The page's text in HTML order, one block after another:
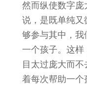
然而纵使数字庞
说，是既单纯
够参与其中，我
一个孩子。这
目太过庞大而
着每次帮助一